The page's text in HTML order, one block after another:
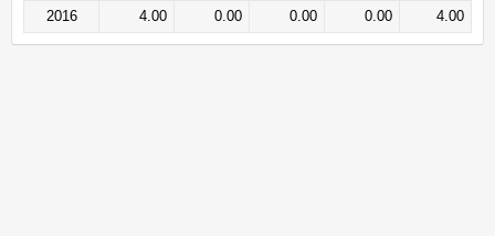
2016
4.00 0.00 0.00 0.00 4.00